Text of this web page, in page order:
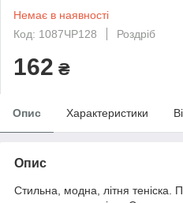
Немає в наявності
Код: 1087ЧР128
Роздріб
162 ₴
Опис Характеристики
Опис
Стильна, модна, літня теніска.